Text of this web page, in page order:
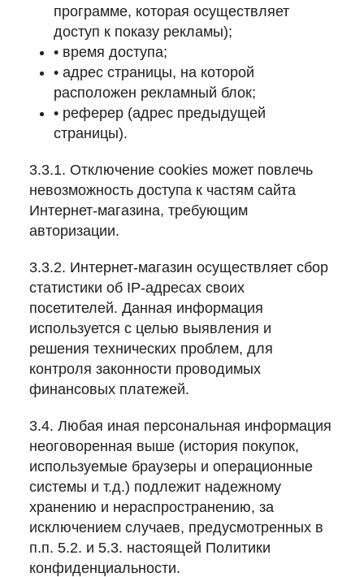
программе, которая осуществляет
доступ к показу рекламы);
• время доступа;
• адрес страницы, на которой
расположен рекламный блок;
• реферер (адрес предыдущей
страницы).
3.3.1. Отключение cookies может повлечь
невозможность доступа к частям сайта
Интернет-магазина, требующим
авторизации.
3.3.2. Интернет-магазин осуществляет сбор
статистики об IP-адресах своих
посетителей. Данная информация
используется с целью выявления и
решения технических проблем, для
контроля законности проводимых
финансовых платежей.
3.4. Любая иная персональная информация
неоговоренная выше (история покупок,
используемые браузеры и операционные
системы и т.д.) подлежит надежному
хранению и нераспространению, за
исключением случаев, предусмотренных в
п.п. 5.2. и 5.3. настоящей Политики
конфиденциальности.